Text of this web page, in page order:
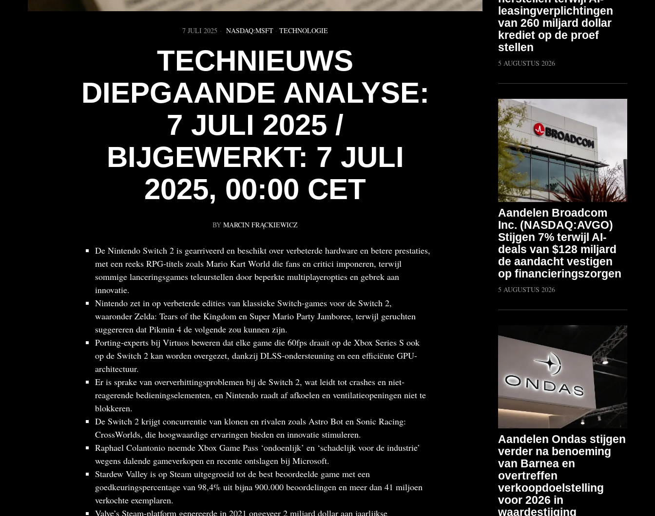
7 JULI 2025 NASDAQ:MSFT · TECHNOLOGIE
TECHNIEUWS
DIEPGAANDE ANALYSE:
7 JULI 2025 /
BIJGEWERKT: 7 JULI
2025, 00:00 CET
BY MARCIN FRĄCKIEWICZ
De Nintendo Switch 2 is gearriveerd en beschikt over verbeterde hardware en betere prestaties,
met een reeks RPG-titels zoals Mario Kart World die fans en critici imponeren, terwijl
sommige lanceringsgames teleurstellen door beperkte multiplayeropties en gebrek aan
innovatie.
Nintendo zet in op verbeterde edities van klassieke Switch-games voor de Switch 2,
waaronder Zelda: Tears of the Kingdom en Super Mario Party Jamboree, terwijl geruchten
suggereren dat Pikmin 4 de volgende zou kunnen zijn.
Porting-experts bij Virtuos beweren dat elke game die 60fps draait op de Xbox Series S ook
op de Switch 2 kan worden overgezet, dankzij DLSS-ondersteuning en een efficiënte GPU-
architectuur.
Er is sprake van oververhittingsproblemen bij de Switch 2, wat leidt tot crashes en niet-
reagerende bedieningselementen, en Nintendo raadt af afkoelen en ventilatieopeningen niet te
blokkeren.
De Switch 2 krijgt concurrentie van klonen en rivalen zoals Astro Bot en Sonic Racing:
CrossWorlds, die hoogwaardige ervaringen bieden en innovatie stimuleren.
Raphael Colantonio noemde Xbox Game Pass ‘ondoenlijk’ en ‘schadelijk voor de industrie’
wegens dalende gameverkopen en recente ontslagen bij Microsoft.
Stardew Valley is op Steam uitgegroeid tot de best beoordeelde game met een
goedkeuringspercentage van 98,4% uit bijna 900.000 beoordelingen en meer dan 41 miljoen
verkochte exemplaren.
Valve’s Steam-platform genereerde in 2021 ongeveer 2 miljard dollar aan jaarlijkse
leasingverplichtingen
van 260 miljard dollar
krediet op de proef
stellen
5 AUGUSTUS 2026
Aandelen Broadcom
Inc. (NASDAQ:AVGO)
Stijgen 7% terwijl AI-
deals van $128 miljard
de aandacht vestigen
op financieringszorgen
5 AUGUSTUS 2026
Aandelen Ondas stijgen
verder na benoeming
van Barnea en
overtreffen
verkoopdoelstelling
voor 2026 in
waardestijging